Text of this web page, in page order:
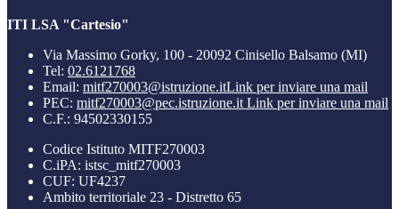
ITI LSA "Cartesio"
Via Massimo Gorky, 100 - 20092 Cinisello Balsamo (MI)
Tel: 02.6121768
Email: mitf270003@istruzione.itLink per inviare una mail
PEC: mitf270003@pec.istruzione.it Link per inviare una mail
C.F.: 94502330155
Codice Istituto MITF270003
C.iPA: istsc_mitf270003
CUF: UF4237
Ambito territoriale 23 - Distretto 65